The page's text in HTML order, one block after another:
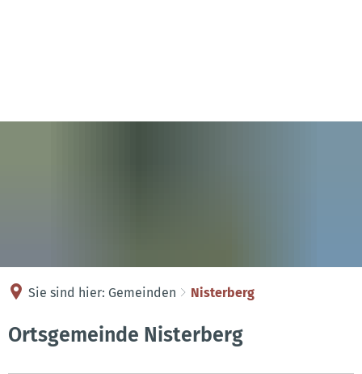
Sie sind hier: Gemeinden Nisterberg
Nisterberg
Ortsgemeinde Nisterberg